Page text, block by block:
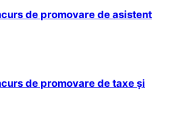
de promovare de asistent
de promovare de taxe și